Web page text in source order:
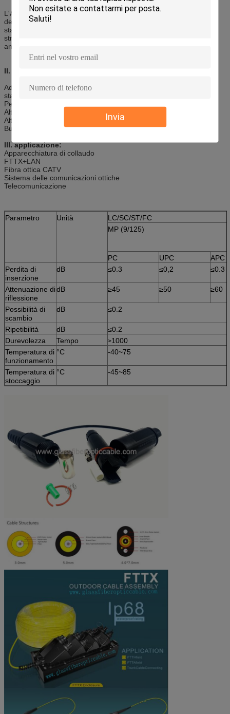
Invia
L'APC corrisponde al contatto fisico che ad angolo i fronti
dell'estremità ancora sono curvati, ma sono ad angolo ad uno
standard industriale otto gradi. Ciò mantiene un collegamento
stretto. Questi connettori sono preferiti per CATV ed i sistemi
analogici.
II. caratteristiche:
Aderendo all'IEC, Telcordia GR-326-CORE, YD-T 1272.3-2005,
standard.
Perdita di inserzione bassa, alta attenuazione di riflessione
Alto collegamento denso, facile per l'operazione
Alte credibilità e stabilità
Buon nella ripetibilità e nella possibilità di scambio
III. applicazione:
Apparecchiatura di collaudo
FTTX+LAN
Fibra ottica CATV
Sistema delle comunicazioni ottiche
Telecomunicazione
Parametro Unità
LC/SC/ST/FC
MP (9/125)
PC UPC
APC
Perdita di
inserzione
dB ≤0.3 ≤0,2 ≤0.3
Attenuazione di
riflessione
dB ≥45 ≥50 ≥60
Possibilità di
scambio
dB ≤0.2
Ripetibilità dB
≤0.2
Durevolezza
Tempo >1000
Temperatura di
funzionamento
°C -40~75
Temperatura di
stoccaggio
°C -45~85